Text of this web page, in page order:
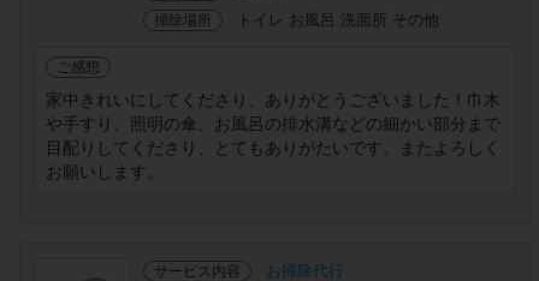
掃除場所 トイレ お風呂 洗面所 その他
ご感想
家中きれいにしてくださり、ありがとうございました！巾木
や手すり、照明の傘、お風呂の排水溝などの細かい部分まで
目配りしてくださり、とてもありがたいです。またよろしく
お願いします。
サービス内容 お掃除代行